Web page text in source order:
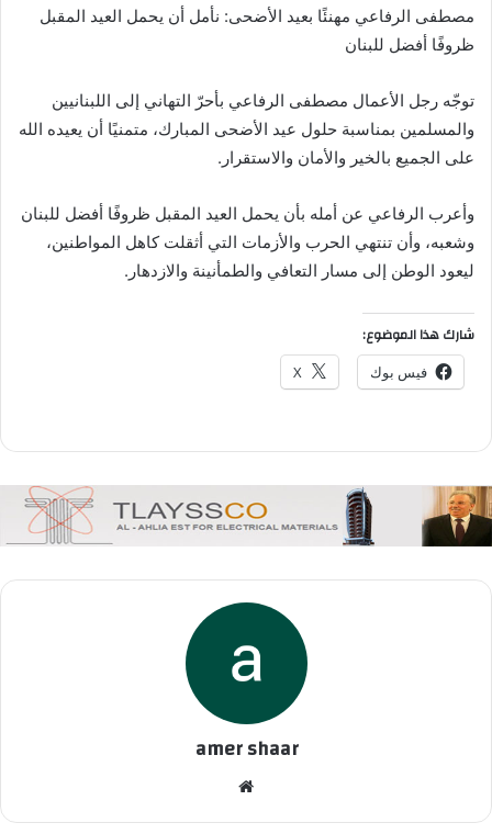
مصطفى الرفاعي مهنئًا بعيد الأضحى: نأمل أن يحمل العيد المقبل
ظروفًا أفضل للبنان
توجّه رجل الأعمال مصطفى الرفاعي بأحرّ التهاني إلى اللبنانيين
والمسلمين بمناسبة حلول عيد الأضحى المبارك، متمنيًا أن يعيده الله
على الجميع بالخير والأمان والاستقرار.
وأعرب الرفاعي عن أمله بأن يحمل العيد المقبل ظروفًا أفضل للبنان
وشعبه، وأن تنتهي الحرب والأزمات التي أثقلت كاهل المواطنين،
ليعود الوطن إلى مسار التعافي والطمأنينة والازدهار.
شارك هذا الموضوع:
فيس بوك X
amer shaar